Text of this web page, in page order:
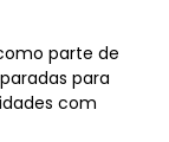
parte de
para
com